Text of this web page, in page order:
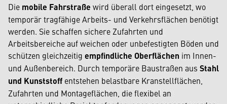
Die mobile Fahrstraße wird überall dort eingesetzt, wo
temporär tragfähige Arbeits- und Verkehrsflächen benötigt
werden. Sie schaffen sichere Zufahrten und
Arbeitsbereiche auf weichen oder unbefestigten Böden und
schützen gleichzeitig empfindliche Oberflächen im Innen-
und Außenbereich. Durch temporäre Baustraßen aus Stahl
und Kunststoff entstehen belastbare Kranstellflächen,
Zufahrten und Montageflächen, die flexibel an